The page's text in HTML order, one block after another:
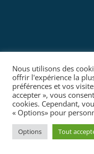
Nous utilisons des
offrir l'expérience la
préférences et vos
accepter », vous
cookies. Cependant,
« Options» pour
Options Tout